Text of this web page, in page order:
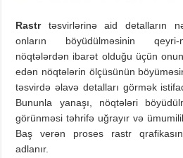
Rastrtəsvirlərinə aid detalların
onların böyüdülməsinin qeyri-
nöqtələrdən ibarət olduğu üçün
edən nöqtələrin ölçüsünün
təsvirdə əlavə detalları görmək
Bununla yanaşı, nöqtələri
görünməsi təhrifə uğrayır və
Baş verən proses rastr
adlanır.